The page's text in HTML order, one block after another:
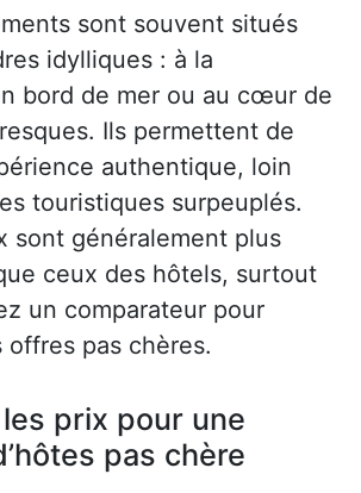
sont souvent situés
idylliques : à la
bord de mer ou au cœur de
Ils permettent de
authentique, loin
touristiques surpeuplés.
sont généralement plus
ceux des hôtels, surtout
un comparateur pour
offres pas chères.
prix pour une
pas chère